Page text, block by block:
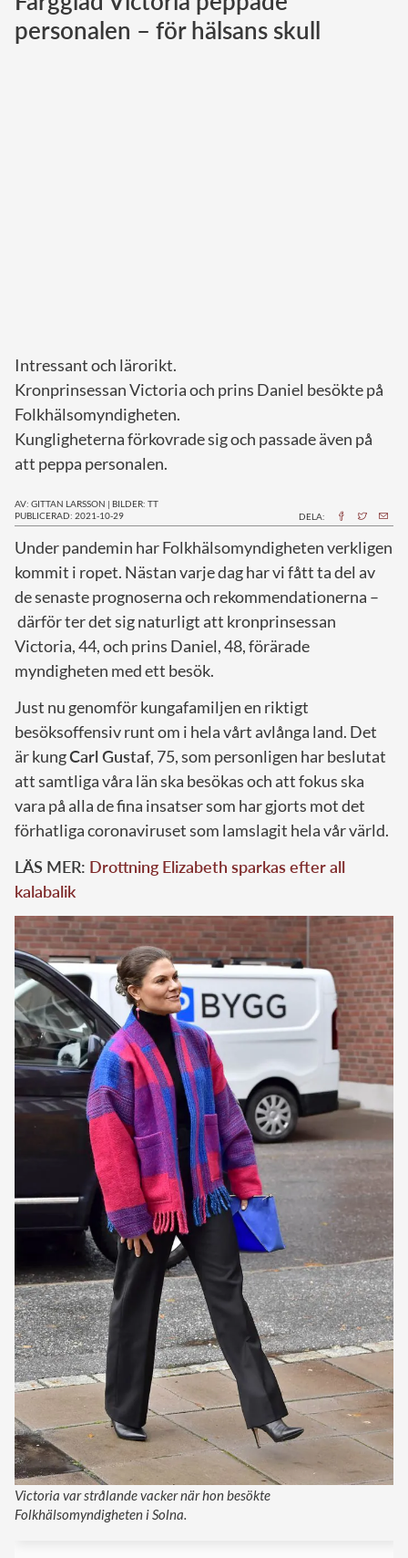
Norska kungahuset
personalen – för hälsans skull
Intressant och lärorikt.
Kronprinsessan Victoria och prins Daniel besökte på
Folkhälsomyndigheten.
Kungligheterna förkovrade sig och passade även på
att peppa personalen.
AV: GITTAN LARSSON | BILDER: TT
PUBLICERAD: 2021-10-29
DELA:
Under pandemin har Folkhälsomyndigheten verkligen
kommit i ropet. Nästan varje dag har vi fått ta del av
de senaste prognoserna och rekommendationerna –
därför ter det sig naturligt att kronprinsessan
Victoria, 44, och prins Daniel, 48, förärade
myndigheten med ett besök.
Just nu genomför kungafamiljen en riktigt
besöksoffensiv runt om i hela vårt avlånga land. Det
är kungCarl Gustaf, 75, som personligen har beslutat
att samtliga våra län ska besökas och att fokus ska
vara på alla de fina insatser som har gjorts mot det
förhatliga coronaviruset som lamslagit hela vår värld.
LÄS MER: Drottning Elizabeth sparkas efter all
kalabalik
Victoria var strålande vacker när hon besökte
Folkhälsomyndigheten i Solna.